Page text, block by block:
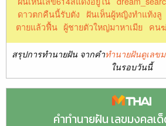
ดาวตกคืนนี้รับตัง
ฝันเห็นผู้หญิงทำแท้งลู
ตายแล้วฟื้น ผู้ชายตัวใหญ่มาหาเมีย คน
สรุปการทำนายฝัน จากคำทำนายฝันดูเลข
ในรอบวันนี้
คำทำนายฝัน เลขมงคลเ